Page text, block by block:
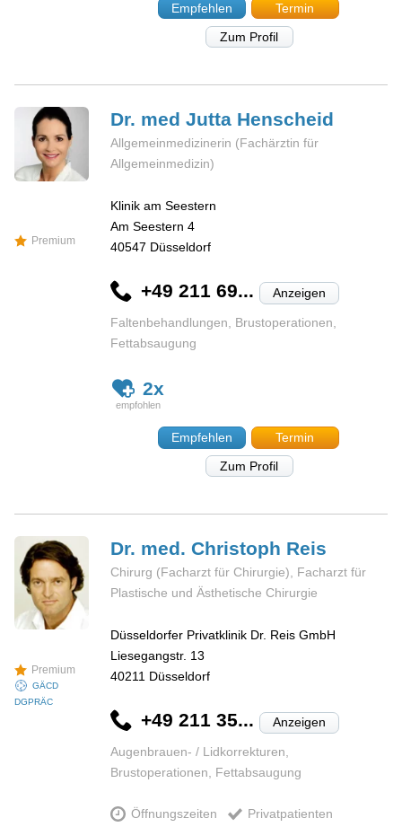
Empfehlen
Termin
Zum Profil
Premium
Dr. med Jutta Henscheid
Allgemeinmedizinerin (Fachärztin für
Allgemeinmedizin)
Klinik am Seestern
Am Seestern 4
40547 Düsseldorf
+49 211 69... Anzeigen
Faltenbehandlungen, Brustoperationen,
Fettabsaugung
2x
Empfehlen
Termin
Zum Profil
Premium
GÄCD
DGPRÄC
Dr. med. Christoph Reis
Chirurg (Facharzt für Chirurgie), Facharzt für
Plastische und Ästhetische Chirurgie
Düsseldorfer Privatklinik Dr. Reis GmbH
Liesegangstr. 13
40211 Düsseldorf
+49 211 35... Anzeigen
Augenbrauen- / Lidkorrekturen,
Brustoperationen, Fettabsaugung
Öffnungszeiten Privatpatienten